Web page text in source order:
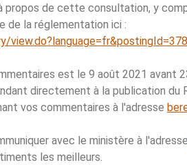
propos de cette consultation, y
de la réglementation ici :
est le 9 août 2021 avant
directement à la publication du
vos commentaires à l'adresse
avec le ministère à l'adresse
les meilleurs.